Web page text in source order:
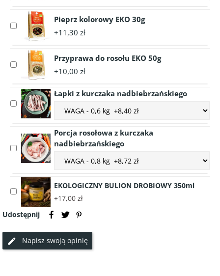
ekologiczny
15g
Select
accessory
kolorowy
EKO
30g
Pieprz kolorowy EKO 30g
+11,30 zł
Select
accessory
do
rosołu
EKO
Przyprawa do rosołu EKO 50g
+10,00 zł
Select
accessory
kurczaka
nadbiebrzańskiego
Łapki z kurczaka nadbiebrzańskiego
Choose
accessory
Łapki
z
kurczaka
nadbiebrzańskiego
Select
accessory
rosołowa
kurczaka
nadbiebrzańskiego
Porcja rosołowa z kurczaka
nadbiebrzańskiego
Choose
accessory
Porcja
rosołowa
kurczaka
Select
accessory
EKOLOGICZNY
DROBIOWY
350ml
EKOLOGICZNY BULION DROBIOWY 350ml
+17,00 zł
Udostępnij
Napisz swoją opinię